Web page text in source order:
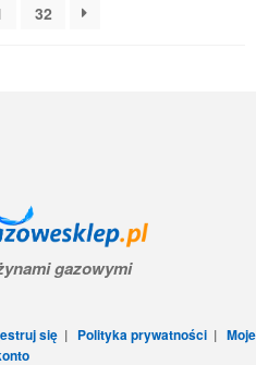
32
gazowymi
się| Polityka prywatności| Moje